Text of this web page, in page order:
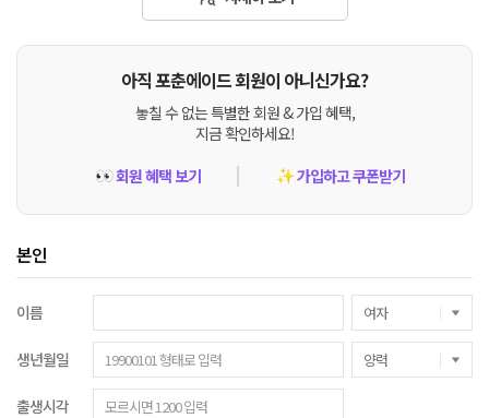
아직 포춘에이드 회원이 아니신가요?
놓칠 수 없는 특별한 회원 & 가입 혜택,
지금 확인하세요!
👀회원 혜택 보기 ✨가입하고 쿠폰받기
본인
이름
생년월일
출생시각